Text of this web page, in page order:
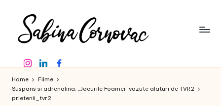
content
a
b
creator
de
conținut
de
InstagramLinkedinFacebook
Home
Filme
Suspans si adrenalina: „Jocurile Foamei” vazute alaturi de TVR2
prietenii_tvr2